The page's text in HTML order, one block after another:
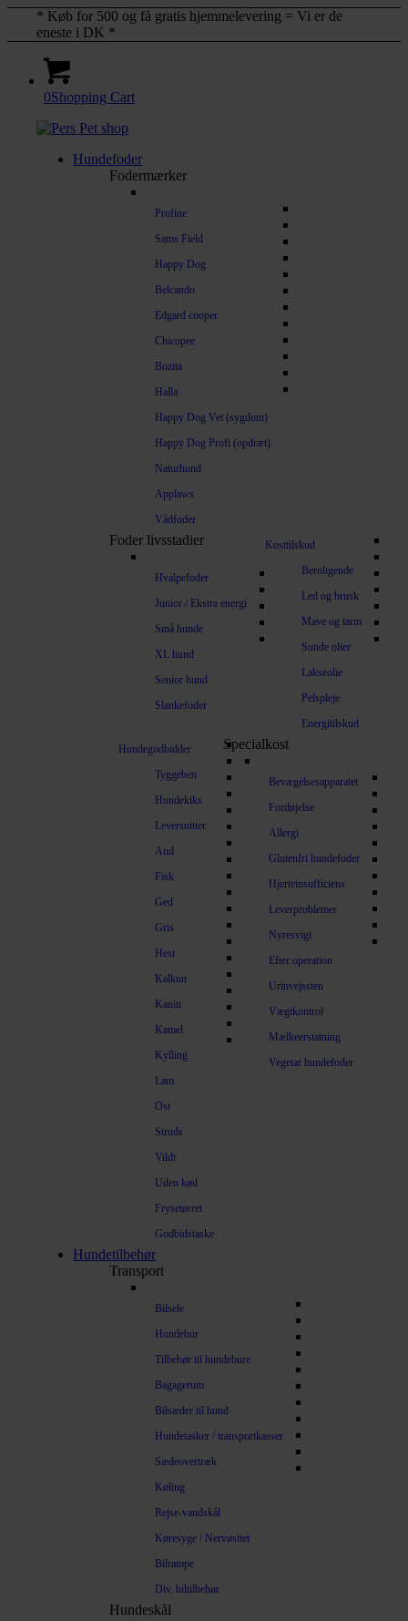
* Køb for 500 og få gratis hjemmelevering = Vi er de
eneste i DK *
0Shopping Cart
Hundefoder
Fodermærker
Profine
Sams Field
Happy Dog
Belcando
Edgard cooper
Chicopee
Bozita
Halla
Happy Dog Vet (sygdom)
Happy Dog Profi (opdræt)
Naturhund
Applaws
Vådfoder
Foder livsstadier
Hvalpefoder
Junior / Ekstra energi
Små hunde
XL hund
Senior hund
Slankefoder
Kosttilskud
Beroligende
Led og brusk
Mave og tarm
Sunde olier
Lakseolie
Pelspleje
Energitilskud
Hundegodbidder
Tyggeben
Hundekiks
Leversnitter
And
Fisk
Ged
Gris
Hest
Kalkun
Kanin
Kamel
Kylling
Lam
Ost
Struds
Vildt
Uden kød
Frysetørret
Godbidstaske
Specialkost
Bevægelsesapparatet
Fordøjelse
Allergi
Glutenfri hundefoder
Hjerteinsufficiens
Leverproblemer
Nyresvigt
Efter operation
Urinvejssten
Vægtkontrol
Mælkeerstatning
Vegetar hundefoder
Hundetilbehør
Transport
Bilsele
Hundebur
Tilbehør til hundebure
Bagagerum
Bilsæder til hund
Hundetasker / transportkasser
Sædeovertræk
Køling
Rejse-vandskål
Køresyge / Nervøsitet
Bilrampe
Div. biltilbehør
Hundeskål